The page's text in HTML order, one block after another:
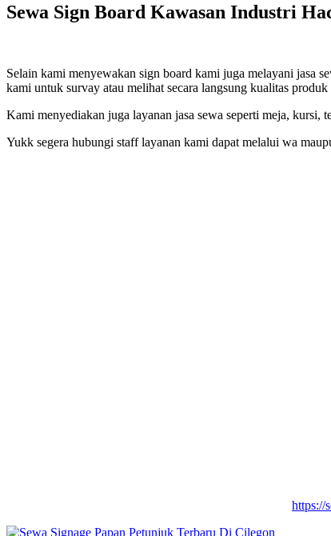
Sewa Sign Board Kawasan Industri
Selain kami menyewakan sign board kami juga melayani jasa
kami untuk survay atau melihat secara langsung kualitas
Kami menyediakan juga layanan jasa sewa seperti meja, kursi,
Yukk segera hubungi staff layanan kami dapat melalui wa
https://